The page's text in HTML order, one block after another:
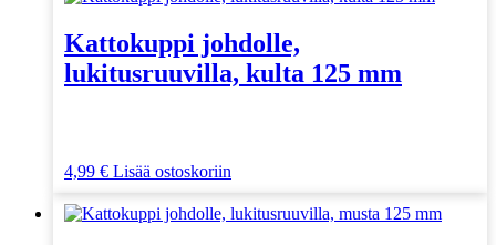
Kattokuppi johdolle,
lukitusruuvilla, kulta 125 mm
4,99 € Lisää ostoskoriin